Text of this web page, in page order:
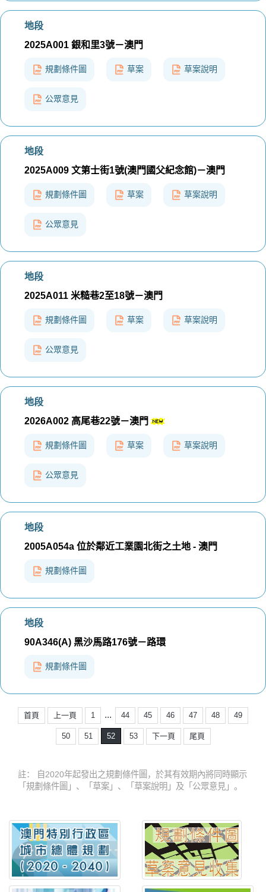
地段
2025A001 銀和里3號－澳門
規劃條件圖 草案 草案說明
公眾意見
地段
2025A009 文第士街1號(澳門國父紀念館)－澳門
規劃條件圖 草案 草案說明
公眾意見
地段
2025A011 米糙巷2至18號－澳門
規劃條件圖 草案 草案說明
公眾意見
地段
2026A002 高尾巷22號－澳門
規劃條件圖 草案 草案說明
公眾意見
地段
2005A054a 位於鄰近工業園北街之土地 - 澳門
規劃條件圖
地段
90A346(A) 黑沙馬路176號－路環
規劃條件圖
首頁 上一頁 1 ... 44 45 46 47 48 49
50 51 52 53 下一頁 尾頁
註： 自2020年起發出之規劃條件圖，於其有效期內將同時顯示
「規劃條件圖」、「草案」、「草案說明」及「公眾意見」。